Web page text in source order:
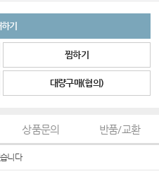
기
찜하기
대량구매(협의)
상품문의 반품/교환
니다